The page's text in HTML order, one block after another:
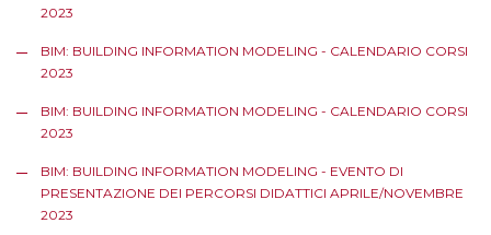
2023
BIM: BUILDING INFORMATION MODELING - CALENDARIO CORSI
2023
BIM: BUILDING INFORMATION MODELING - CALENDARIO CORSI
2023
BIM: BUILDING INFORMATION MODELING - EVENTO DI
PRESENTAZIONE DEI PERCORSI DIDATTICI APRILE/NOVEMBRE
2023